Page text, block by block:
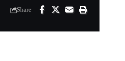
Share